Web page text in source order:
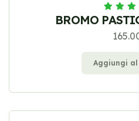
BROMO
Aggiungi